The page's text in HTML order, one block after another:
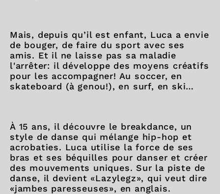
Mais, depuis qu’il est enfant, Luca a envie
de bouger, de faire du sport avec ses
amis. Et il ne laisse pas sa maladie
l'arrêter: il développe des moyens créatifs
pour les accompagner! Au soccer, en
skateboard (à genou!), en surf, en ski…
À 15 ans, il découvre le breakdance, un
style de danse qui mélange hip-hop et
acrobaties. Luca utilise la force de ses
bras et ses béquilles pour danser et créer
des mouvements uniques. Sur la piste de
danse, il devient «Lazylegz», qui veut dire
«jambes paresseuses», en anglais.